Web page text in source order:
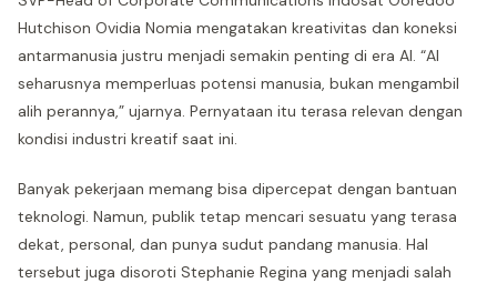
Hutchison Ovidia Nomia mengatakan kreativitas dan koneksi
antarmanusia justru menjadi semakin penting di era AI. “AI
seharusnya memperluas potensi manusia, bukan mengambil
alih perannya,” ujarnya. Pernyataan itu terasa relevan dengan
kondisi industri kreatif saat ini.
Banyak pekerjaan memang bisa dipercepat dengan bantuan
teknologi. Namun, publik tetap mencari sesuatu yang terasa
dekat, personal, dan punya sudut pandang manusia. Hal
tersebut juga disoroti Stephanie Regina yang menjadi salah